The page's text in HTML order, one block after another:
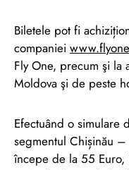
Biletele pot fi
companiei
Fly One, precum şi la
Moldova şi de peste
Efectuând o simulare
segmentul Chișinău
începe de la 55